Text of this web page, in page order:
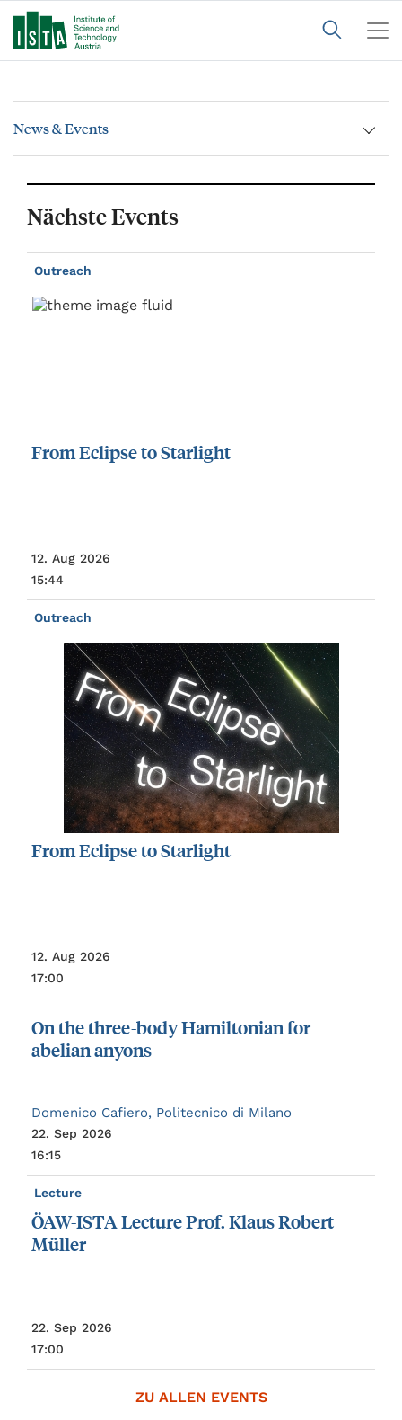
News & Events
Nächste Events
Outreach
FromEclipsetoStarlight
12. Aug 2026
15:44
Outreach
FromEclipsetoStarlight
12. Aug 2026
17:00
Onthethree-bodyHamiltonianfor
abeliananyons
Domenico Cafiero, Politecnico di Milano
22. Sep 2026
16:15
Lecture
ÖAW-ISTALectureProf.KlausRobert
Müller
22. Sep 2026
17:00
ZU ALLEN EVENTS